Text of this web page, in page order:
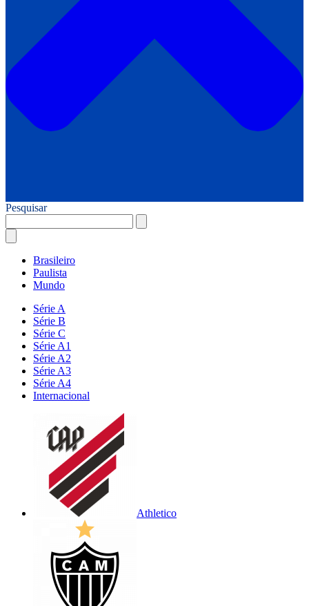
Pesquisar
Brasileiro
Paulista
Mundo
Série A
Série B
Série C
Série A1
Série A2
Série A3
Série A4
Internacional
Athletico